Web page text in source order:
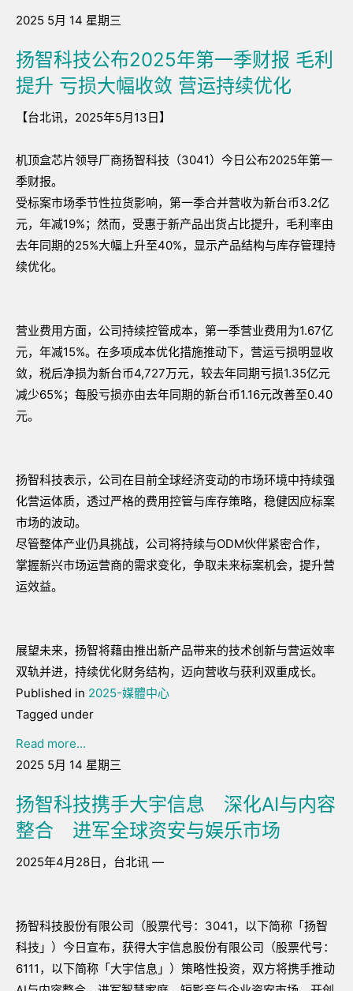
2025 5月 14 星期三
扬智科技公布2025年第一季财报 毛利
提升 亏损大幅收敛 营运持续优化
【台北讯，2025年5月13日】
机顶盒芯片领导厂商扬智科技（3041）今日公布2025年第一
季财报。
受标案市场季节性拉货影响，第一季合并营收为新台币3.2亿
元，年减19%；然而，受惠于新产品出货占比提升，毛利率由
去年同期的25%大幅上升至40%，显示产品结构与库存管理持
续优化。
营业费用方面，公司持续控管成本，第一季营业费用为1.67亿
元，年减15%。在多项成本优化措施推动下，营运亏损明显收
敛，税后净损为新台币4,727万元，较去年同期亏损1.35亿元
减少65%；每股亏损亦由去年同期的新台币1.16元改善至0.40
元。
扬智科技表示，公司在目前全球经济变动的市场环境中持续强
化营运体质，透过严格的费用控管与库存策略，稳健因应标案
市场的波动。
尽管整体产业仍具挑战，公司将持续与ODM伙伴紧密合作，
掌握新兴市场运营商的需求变化，争取未来标案机会，提升营
运效益。
展望未来，扬智将藉由推出新产品带来的技术创新与营运效率
双轨并进，持续优化财务结构，迈向营收与获利双重成长。
Published in 2025-媒體中心
Tagged under
Read more...
2025 5月 14 星期三
扬智科技携手大宇信息 深化AI与内容
整合 进军全球资安与娱乐市场
2025年4月28日，台北讯 —
扬智科技股份有限公司（股票代号：3041，以下简称「扬智
科技」）今日宣布，获得大宇信息股份有限公司（股票代号：
6111，以下简称「大宇信息」）策略性投资，双方将携手推动